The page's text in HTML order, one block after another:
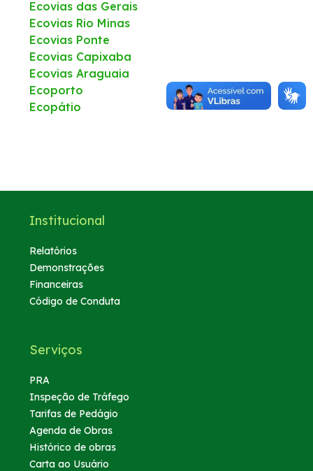
Mapa da via
Atendimento
Ressarcimento
Trabalhe Conosco
Ecovias das Gerais
Ecovias Rio Minas
Ecovias Ponte
Ecovias Capixaba
Ecovias Araguaia
Ecoporto
Ecopátio
Institucional
Relatórios
Demonstrações
Financeiras
Código de Conduta
Serviços
PRA
Inspeção de Tráfego
Tarifas de Pedágio
Agenda de Obras
Histórico de obras
Carta ao Usuário